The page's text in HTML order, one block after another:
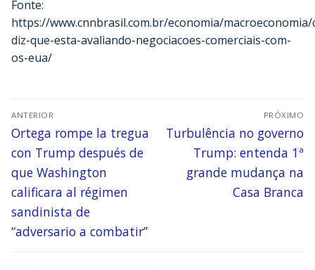
Fonte:
https://www.cnnbrasil.com.br/economia/
diz-que-esta-avaliando-negociacoes-comerciais-com-
os-eua/
ANTERIOR
Ortega rompe la tregua
con Trump después de
que Washington
calificara al régimen
sandinista de
“adversario a combatir”
PRÓXIMO
Turbulência no governo
Trump: entenda 1ª
grande mudança na
Casa Branca